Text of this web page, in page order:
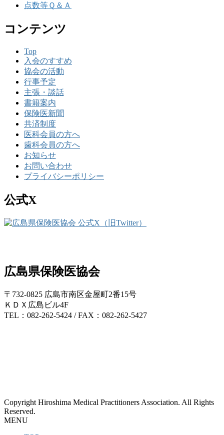
点数等Ｑ＆Ａ
コンテンツ
Top
入会のすすめ
協会の活動
行事予定
主張・談話
書籍案内
保険医新聞
共済制度
医科会員の方へ
歯科会員の方へ
お知らせ
お問い合わせ
プライバシーポリシー
公式X
広島県保険医協会
〒732-0825 広島市南区金屋町2番15号
ＫＤＸ広島ビル4F
TEL：082-262-5424 / FAX：082-262-5427
Copyright Hiroshima Medical Practitioners Association. All Rights
Reserved.
MENU